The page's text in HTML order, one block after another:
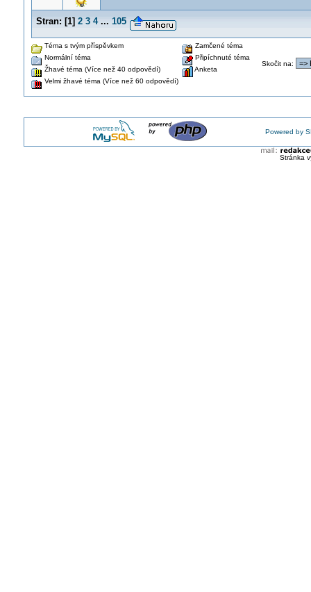
Stran: [1] 2 3 4 ... 105
Téma s tvým příspěvkem
Normální téma
Žhavé téma (Více než 40 odpovědí)
Velmi žhavé téma (Více než 60 odpovědí)
Zamčené téma
Připíchnuté téma
Anketa
Skočit na:
Powered by
Stránka